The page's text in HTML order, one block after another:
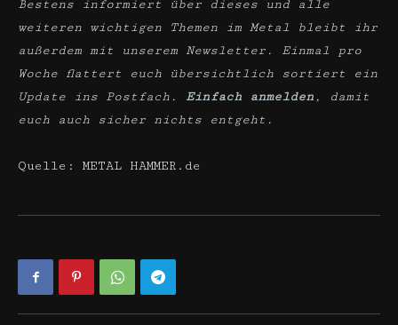
Bestens informiert über dieses und alle
weiteren wichtigen Themen im Metal bleibt ihr
außerdem mit unserem Newsletter. Einmal pro
Woche flattert euch übersichtlich sortiert ein
Update ins Postfach.
Einfach anmelden , damit
euch auch sicher nichts entgeht.
Quelle: METAL HAMMER.de